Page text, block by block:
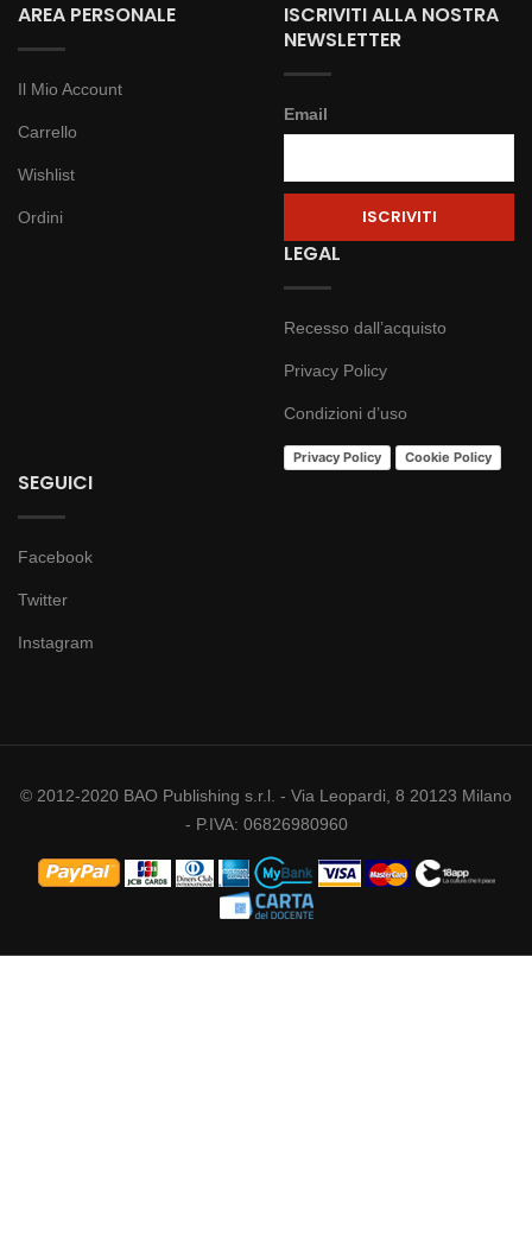
AREA PERSONALE
Il Mio Account
Carrello
Wishlist
Ordini
ISCRIVITI ALLA NOSTRA
NEWSLETTER
Email
LEGAL
Recesso dall’acquisto
Privacy Policy
Condizioni d’uso
Privacy Policy Cookie Policy
SEGUICI
Facebook
Twitter
Instagram
© 2012-2020 BAO Publishing s.r.l. - Via Leopardi, 8 20123 Milano
- P.IVA: 06826980960